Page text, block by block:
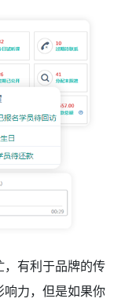
，有利于品牌的传
力，但是如果你